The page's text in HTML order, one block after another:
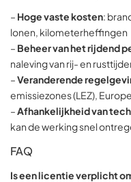
– Hoge vaste kosten:
lonen, kilometerheffingen
– Beheer van het rijdend
naleving van rij- en
–Veranderende
emissiezones (LEZ),
–Afhankelijkheid van
kan de werking snel
FAQ
Is een licentie verplicht